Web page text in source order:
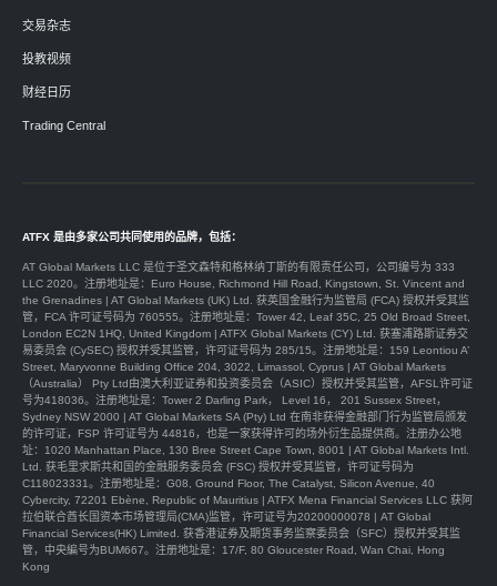
交易杂志
投教视频
财经日历
Trading Central
ATFX 是由多家公司共同使用的品牌，包括：
AT Global Markets LLC 是位于圣文森特和格林纳丁斯的有限责任公司，公司编号为 333
LLC 2020。注册地址是：Euro House, Richmond Hill Road, Kingstown, St. Vincent and
the Grenadines | AT Global Markets (UK) Ltd. 获英国金融行为监管局 (FCA) 授权并受其监
管，FCA 许可证号码为 760555。注册地址是：Tower 42, Leaf 35C, 25 Old Broad Street,
London EC2N 1HQ, United Kingdom | ATFX Global Markets (CY) Ltd. 获塞浦路斯证券交
易委员会 (CySEC) 授权并受其监管，许可证号码为 285/15。注册地址是：159 Leontiou A’
Street, Maryvonne Building Office 204, 3022, Limassol, Cyprus | AT Global Markets
（Australia） Pty Ltd由澳大利亚证券和投资委员会（ASIC）授权并受其监管，AFSL许可证
号为418036。注册地址是：Tower 2 Darling Park， Level 16， 201 Sussex Street，
Sydney NSW 2000 | AT Global Markets SA (Pty) Ltd 在南非获得金融部门行为监管局颁发
的许可证，FSP 许可证号为 44816，也是一家获得许可的场外衍生品提供商。注册办公地
址：1020 Manhattan Place, 130 Bree Street Cape Town, 8001 | AT Global Markets Intl.
Ltd. 获毛里求斯共和国的金融服务委员会 (FSC) 授权并受其监管，许可证号码为
C118023331。注册地址是：G08, Ground Floor, The Catalyst, Silicon Avenue, 40
Cybercity, 72201 Ebène, Republic of Mauritius | ATFX Mena Financial Services LLC 获阿
拉伯联合酋长国资本市场管理局(CMA)监管，许可证号为20200000078 | AT Global
Financial Services(HK) Limited. 获香港证券及期货事务监察委员会（SFC）授权并受其监
管，中央編号为BUM667。注册地址是：17/F, 80 Gloucester Road, Wan Chai, Hong
Kong